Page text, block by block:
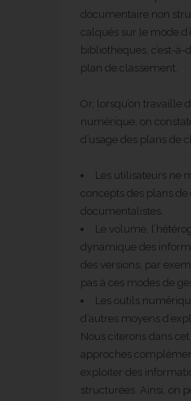
documentaire non
calqués sur le mode
bibliothèques, c’est-à-
plan de classement.
Or, lorsqu’on travaille
numérique, on
d’usage des plans de
Les utilisateurs ne
concepts des plans
documentalistes.
Le volume,
dynamique des
des versions, par
pas à ces modes de
Les outils
d’autres moyens
Nous citerons dans
approches
exploiter des
structurées. Ainsi, on